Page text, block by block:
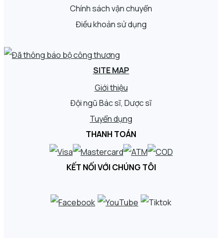
Chính sách vận chuyển
Điều khoản sử dụng
SITE MAP
Giới thiệu
Đội ngũ Bác sĩ, Dược sĩ
Tuyển dụng
THANH TOÁN
KẾT NỐI VỚI CHÚNG TÔI